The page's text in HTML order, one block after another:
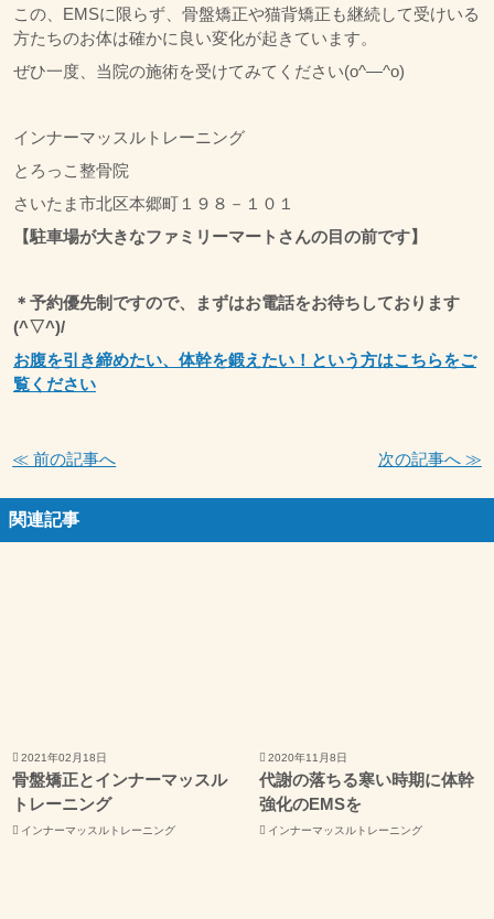
この、EMSに限らず、骨盤矯正や猫背矯正も継続して受けいる
方たちのお体は確かに良い変化が起きています。
ぜひ一度、当院の施術を受けてみてください(o^―^o)
インナーマッスルトレーニング
とろっこ整骨院
さいたま市北区本郷町１９８－１０１
【駐車場が大きなファミリーマートさんの目の前です】
＊予約優先制ですので、まずはお電話をお待ちしております
(^▽^)/
お腹を引き締めたい、体幹を鍛えたい！という方はこちらをご
覧ください
≪ 前の記事へ 次の記事へ ≫
関連記事
2021年02月18日
骨盤矯正とインナーマッスル
トレーニング
インナーマッスルトレーニング
2020年11月8日
代謝の落ちる寒い時期に体幹
強化のEMSを
インナーマッスルトレーニング